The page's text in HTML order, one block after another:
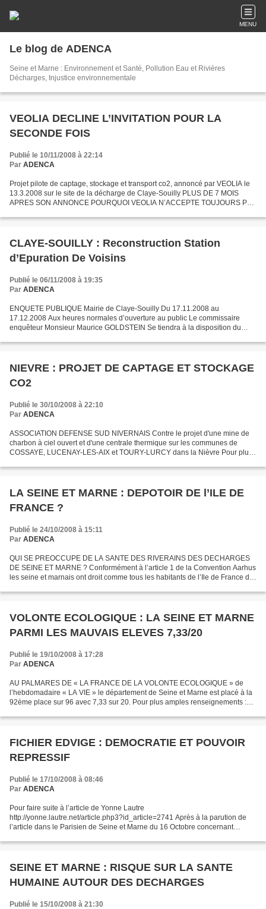
MENU
Le blog de ADENCA
Seine et Marne : Environnement et Santé, Pollution Eau et Rivières
Décharges, Injustice environnementale
VEOLIA DECLINE L’INVITATION POUR LA
SECONDE FOIS
Publié le 10/11/2008 à 22:14
Par ADENCA
Projet pilote de captage, stockage et transport co2, annoncé par VEOLIA le
13.3.2008 sur le site de la décharge de Claye-Souilly PLUS DE 7 MOIS
APRES SON ANNONCE POURQUOI VEOLIA N’ACCEPTE TOUJOURS PAS
CLAYE-SOUILLY : Reconstruction Station
d’Epuration De Voisins
Publié le 06/11/2008 à 19:35
Par ADENCA
ENQUETE PUBLIQUE Mairie de Claye-Souilly Du 17.11.2008 au
17.12.2008 Aux heures normales d’ouverture au public Le commissaire
enquêteur Monsieur Maurice GOLDSTEIN Se tiendra à la disposition du
NIEVRE : PROJET DE CAPTAGE ET STOCKAGE
CO2
Publié le 30/10/2008 à 22:10
Par ADENCA
ASSOCIATION DEFENSE SUD NIVERNAIS Contre le projet d'une mine de
charbon à ciel ouvert et d'une centrale thermique sur les communes de
COSSAYE, LUCENAY-LES-AIX et TOURY-LURCY dans la Nièvre Pour plus
fond%20gris1.ppt...
LA SEINE ET MARNE : DEPOTOIR DE l’ILE DE
FRANCE ?
Publié le 24/10/2008 à 15:11
Par ADENCA
QUI SE PREOCCUPE DE LA SANTE DES RIVERAINS DES DECHARGES
DE SEINE ET MARNE ? Conformément à l’article 1 de la Convention Aarhus
les seine et marnais ont droit comme tous les habitants de l’Ile de France de
VOLONTE ECOLOGIQUE : LA SEINE ET MARNE
PARMI LES MAUVAIS ELEVES 7,33/20
Publié le 19/10/2008 à 17:28
Par ADENCA
AU PALMARES DE « LA FRANCE DE LA VOLONTE ECOLOGIQUE » de
l’hebdomadaire « LA VIE » le département de Seine et Marne est placé à la
92ème place sur 96 avec 7,33 sur 20. Pour plus amples renseignements :
FICHIER EDVIGE : DEMOCRATIE ET POUVOIR
REPRESSIF
Publié le 17/10/2008 à 08:46
Par ADENCA
Pour faire suite à l’article de Yonne Lautre
http://yonne.lautre.net/article.php3?id_article=2741 Après à la parution de
l’article dans le Parisien de Seine et Marne du 16 Octobre concernant
SEINE ET MARNE : RISQUE SUR LA SANTE
HUMAINE AUTOUR DES DECHARGES
Publié le 15/10/2008 à 21:30